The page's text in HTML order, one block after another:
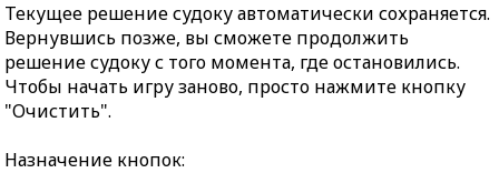
Текущее решение судоку автоматически сохраняется.
Вернувшись позже, вы сможете продолжить
решение судоку с того момента, где остановились.
Чтобы начать игру заново, просто нажмите кнопку
"Очистить".
Назначение кнопок: